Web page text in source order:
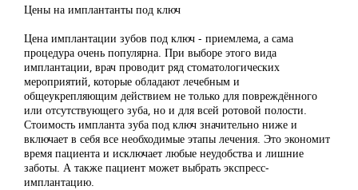
Цены на имплантанты под ключ
Цена имплантации зубов под ключ - приемлема, а сама
процедура очень популярна. При выборе этого вида
имплантации, врач проводит ряд стоматологических
мероприятий, которые обладают лечебным и
общеукрепляющим действием не только для повреждённого
или отсутствующего зуба, но и для всей ротовой полости.
Стоимость импланта зуба под ключ значительно ниже и
включает в себя все необходимые этапы лечения. Это экономит
время пациента и исключает любые неудобства и лишние
заботы. А также пациент может выбрать экспресс-
имплантацию.